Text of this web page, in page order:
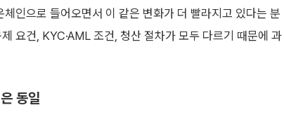
인으로 들어오면서 이 같은 변화가 더 빨라지고 있다는 분
요건, KYC·AML 조건, 청산 절차가 모두 다르기 때문에 과
동일